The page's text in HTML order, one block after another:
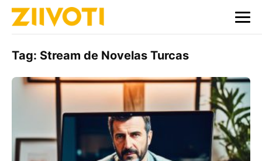
Tag: Stream de Novelas Turcas